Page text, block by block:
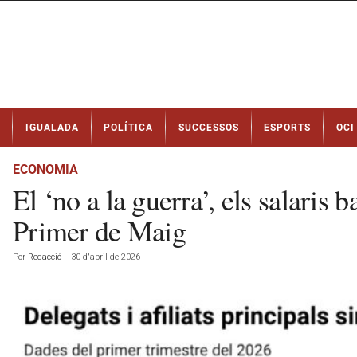
t
IGUALADA POLÍTICA SUCCESSOS ESPORTS OCI
ECONOMIA
El ‘no a la guerra’, els salaris
Primer de Maig
Por Redacció - 30 d'abril de 2026